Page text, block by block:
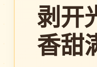
剥开
香甜